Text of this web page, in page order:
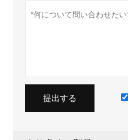
提出する